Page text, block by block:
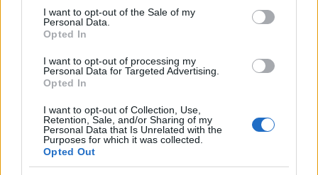
consent section.
I want to opt-out of the Sale of my
Personal Data.
Opted In
I want to opt-out of processing my
Personal Data for Targeted Advertising.
Opted In
I want to opt-out of Collection, Use,
Retention, Sale, and/or Sharing of my
Personal Data that Is Unrelated with the
Purposes for which it was collected.
Opted Out
σύγκρουση
Marfin: Η 46χρονη πήρε προθεσμία για να
απολογηθεί την Τρίτη – «Είναι αθώα,
συμμετείχε στη διαδήλωση όπως και
100.000 άτομα»
Σίντνεϊ Τάουλ: Πέθανε σε ηλικία 26 ετών η
σταρ του TikTok – Kατέγραφε τη ζωή της
με τον καρκίνο
Μεταφορές χρημάτων: Πότε μπορεί να
θεωρηθούν δωρεές και να επιβληθεί φόρος
– Τι ισχυεί για τις γονικές παροχές